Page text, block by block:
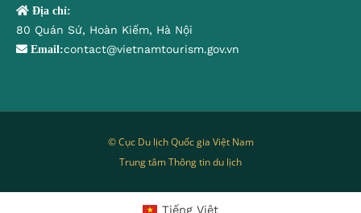
Địa chỉ:
80 Quán Sứ, Hoàn Kiếm, Hà Nội
Email:contact@vietnamtourism.gov.vn
© Cục Du lịch Quốc gia Việt Nam
Trung tâm Thông tin du lịch
Tiếng Việt